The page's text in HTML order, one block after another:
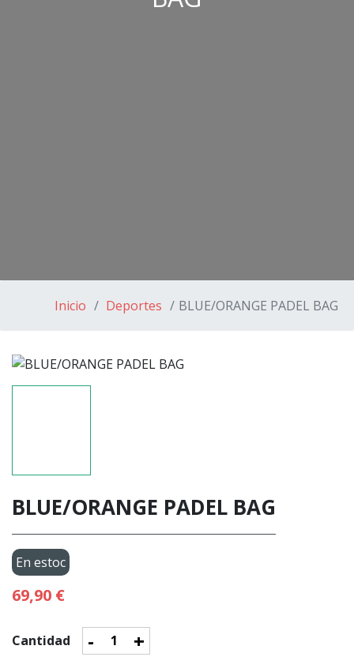
Inicio Deportes BLUE/ORANGE PADEL BAG
BLUE/ORANGE PADEL BAG
En estoc
69,90 €
Cantidad - +